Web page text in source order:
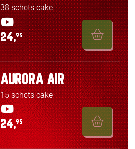
38 schots cake
24,95
AURORA AIR
15 schots cake
24,95